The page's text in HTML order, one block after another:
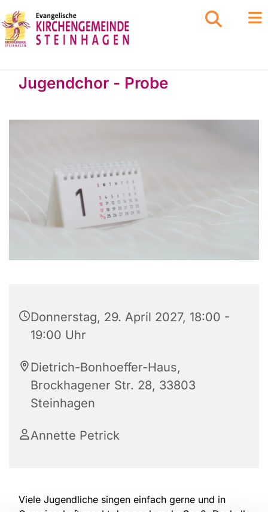
Jugendchor - Probe
Donnerstag, 29. April 2027, 18:00 -
19:00 Uhr
Dietrich-Bonhoeffer-Haus,
Brockhagener Str. 28, 33803
Steinhagen
Annette Petrick
Viele Jugendliche singen einfach gerne und in